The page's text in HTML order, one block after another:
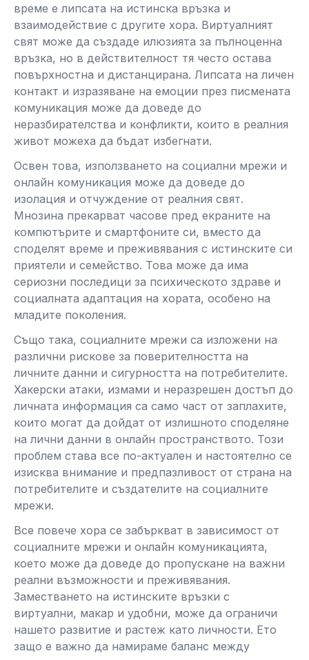
време е липсата на истинска връзка и
взаимодействие с другите хора. Виртуалният
свят може да създаде илюзията за пълноценна
връзка, но в действителност тя често остава
повърхностна и дистанцирана. Липсата на личен
контакт и изразяване на емоции през писмената
комуникация може да доведе до
неразбирателства и конфликти, които в реалния
живот можеха да бъдат избегнати.
Освен това, използването на социални мрежи и
онлайн комуникация може да доведе до
изолация и отчуждение от реалния свят.
Мнозина прекарват часове пред екраните на
компютърите и смартфоните си, вместо да
споделят време и преживявания с истинските си
приятели и семейство. Това може да има
сериозни последици за психическото здраве и
социалната адаптация на хората, особено на
младите поколения.
Също така, социалните мрежи са изложени на
различни рискове за поверителността на
личните данни и сигурността на потребителите.
Хакерски атаки, измами и неразрешен достъп до
личната информация са само част от заплахите,
които могат да дойдат от излишното споделяне
на лични данни в онлайн пространството. Този
проблем става все по-актуален и настоятелно се
изисква внимание и предпазливост от страна на
потребителите и създателите на социалните
мрежи.
Все повече хора се забъркват в зависимост от
социалните мрежи и онлайн комуникацията,
което може да доведе до пропускане на важни
реални възможности и преживявания.
Заместването на истинските връзки с
виртуални, макар и удобни, може да ограничи
нашето развитие и растеж като личности. Ето
защо е важно да намираме баланс между